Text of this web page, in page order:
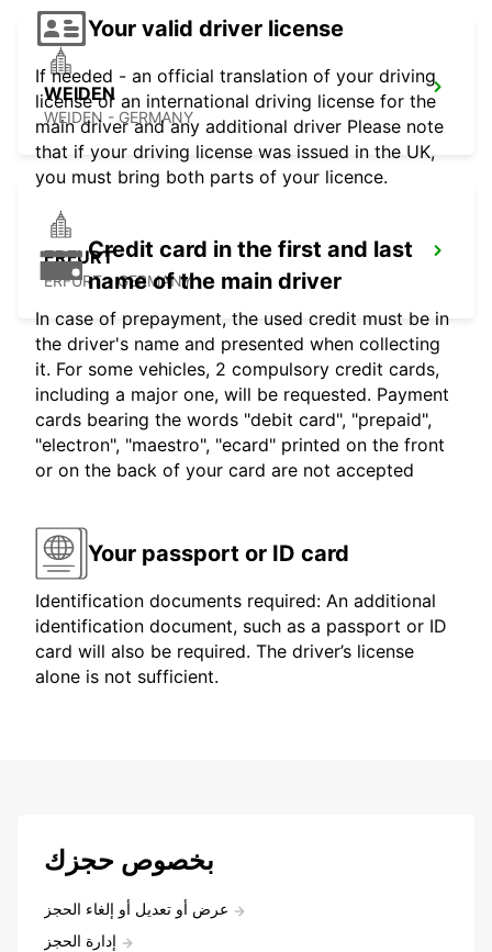
WEIDEN
WEIDEN - GERMANY
ERFURT
ERFURT - GERMANY
Your valid driver license
If needed - an official translation of your driving
license or an international driving license for the
main driver and any additional driver Please note
that if your driving license was issued in the UK,
you must bring both parts of your licence.
Credit card in the first and last
name of the main driver
In case of prepayment, the used credit must be in
the driver's name and presented when collecting
it. For some vehicles, 2 compulsory credit cards,
including a major one, will be requested. Payment
cards bearing the words "debit card", "prepaid",
"electron", "maestro", "ecard" printed on the front
or on the back of your card are not accepted
Your passport or ID card
Identification documents required: An additional
identification document, such as a passport or ID
card will also be required. The driver’s license
alone is not sufficient.
بخصوص حجزك
عرض أو تعديل أو إلغاء الحجز
إدارة الحجز